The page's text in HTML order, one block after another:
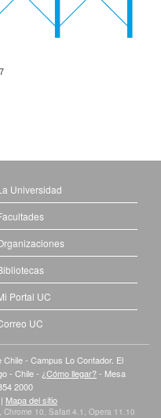
Universidad
Portal UC
UC
Chile - Campus Lo Contador. El
- Chile - ¿Cómo llegar?- Mesa
2000
| Mapa del sitio
10, Safari 4.1, Opera 11.10